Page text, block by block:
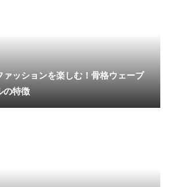
ァッションを楽しむ！骨格ウェーブ
の特徴